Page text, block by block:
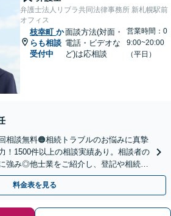
弁護士法人リブラ共同法律事務所 新札幌駅前
オフィス
枝幸町 か
らも相談
受付中
面談方法(対面・
電話・ビデオな
ど)は応相談
営業時間：0
9:00~20:00
（平日）
相談無料🟠相続トラブルのお悩みに真摯
！1500件以上の相談実績あり。相談者の
強み◎他士業をご紹介し、登記や相続税
応【夜間相談可】
料金表を見る